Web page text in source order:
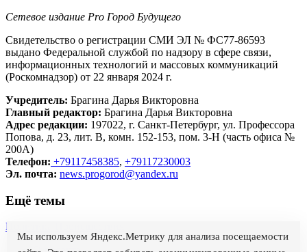
Сетевое издание Рrо Город Будущего
Свидетельство о регистрации СМИ ЭЛ № ФС77-86593
выдано Федеральной службой по надзору в сфере связи,
информационных технологий и массовых коммуникаций
(Роскомнадзор) от 22 января 2024 г.
Учредитель: Брагина Дарья Викторовна
Главный редактор: Брагина Дарья Викторовна
Адрес редакции: 197022, г. Санкт-Петербург, ул. Профессора
Попова, д. 23, лит. В, комн. 152-153, пом. 3-Н (часть офиса №
200А)
Телефон: +79117458385, +79117230003
Эл. почта: news.progorod@yandex.ru
Ещё темы
Политика
Мы используем Яндекс.Метрику для анализа посещаемости